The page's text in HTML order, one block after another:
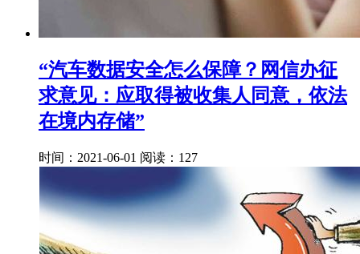
“汽车数据安全怎么保障？网信办征
求意见：应取得被收集人同意，依法
在境内存储”
时间：2021-06-01 阅读：127